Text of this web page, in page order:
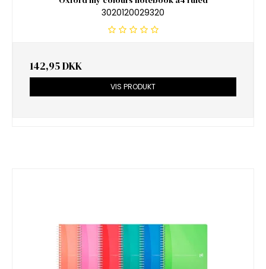
3020120029320
142,95 DKK
VIS PRODUKT